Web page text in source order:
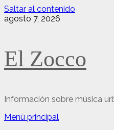
Saltar al contenido
agosto 7, 2026
El Zocco
Información sobre música
Menú principal